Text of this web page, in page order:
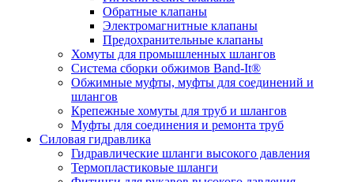
Обратные клапаны
Электромагнитные клапаны
Предохранительные клапаны
Хомуты для промышленных шлангов
Система сборки обжимов Band-It®
Обжимные муфты, муфты для соединений и
шлангов
Крепежные хомуты для труб и шлангов
Муфты для соединения и ремонта труб
Силовая гидравлика
Гидравлические шланги высокого давления
Термопластиковые шланги